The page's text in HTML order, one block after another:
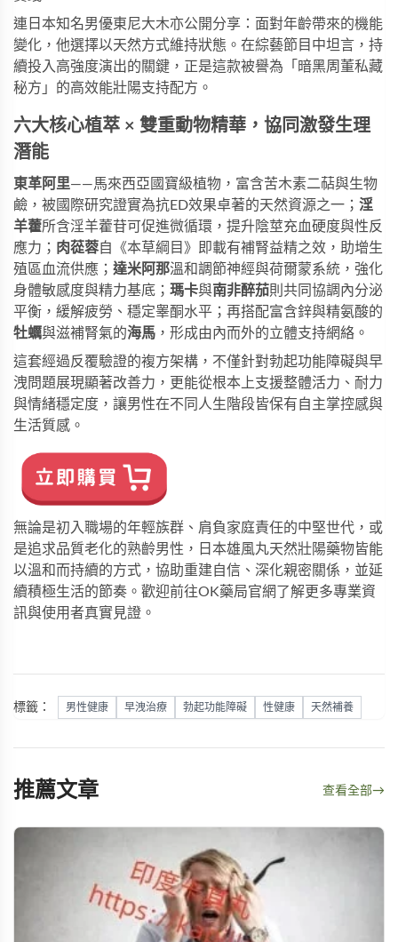
連日本知名男優東尼大木亦公開分享：面對年齡帶來的機能
變化，他選擇以天然方式維持狀態。在綜藝節目中坦言，持
續投入高強度演出的關鍵，正是這款被譽為「暗黑周董私藏
秘方」的高效能壯陽支持配方。
六大核心植萃 × 雙重動物精華，協同激發生理
潛能
東革阿里——馬來西亞國寶級植物，富含苦木素二萜與生物
鹼，被國際研究證實為抗ED效果卓著的天然資源之一； 淫
羊藿所含淫羊藿苷可促進微循環，提升陰莖充血硬度與性反
應力； 肉蓯蓉自《本草綱目》即載有補腎益精之效，助增生
殖區血流供應； 達米阿那溫和調節神經與荷爾蒙系統，強化
身體敏感度與精力基底； 瑪卡與南非醉茄則共同協調內分泌
平衡，緩解疲勞、穩定睾酮水平；再搭配富含鋅與精氨酸的
牡蠣與滋補腎氣的海馬 ，形成由內而外的立體支持網絡。
這套經過反覆驗證的複方架構，不僅針對勃起功能障礙與早
洩問題展現顯著改善力，更能從根本上支援整體活力、耐力
與情緒穩定度，讓男性在不同人生階段皆保有自主掌控感與
生活質感。
無論是初入職場的年輕族群、肩負家庭責任的中堅世代，或
是追求品質老化的熟齡男性，
日本雄風丸天然壯陽藥物皆能
以溫和而持續的方式，協助重建自信、深化親密關係，並延
續積極生活的節奏。歡迎前往OK藥局官網了解更多專業資
訊與使用者真實見證。
標籤： 男性健康 早洩治療 勃起功能障礙 性健康 天然補養
推薦文章 查看全部→